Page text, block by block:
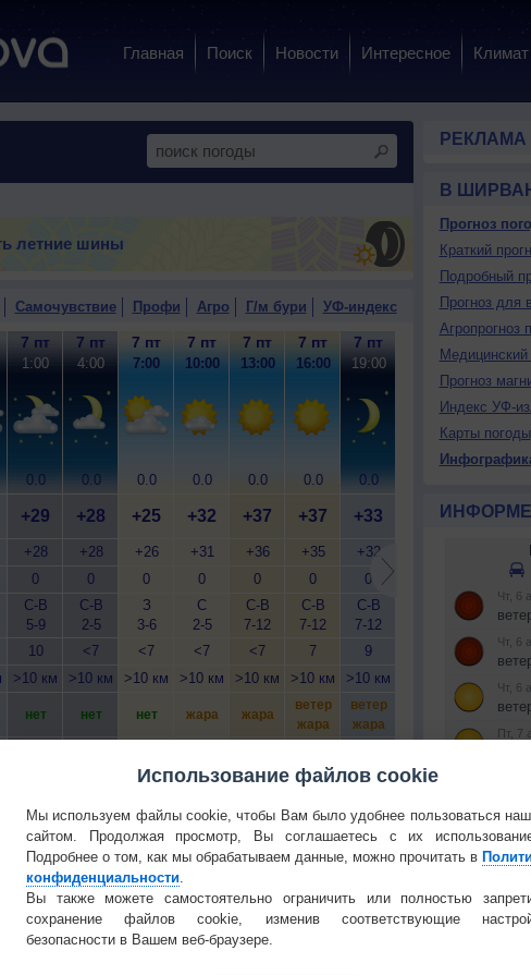
Главная Поиск Новости Интересное Климат
летние шины
Самочувствие Профи Агро Г/м бури УФ-индекс
7 пт
1:00
0.0
+29
+28
0
С-В
5-9
10
>10 км
нет
7 пт
4:00
0.0
+28
+28
0
С-В
2-5
<7
>10 км
нет
7 пт
7:00
0.0
+25
+26
0
З
3-6
<7
>10 км
нет
7 пт
10:00
0.0
+32
+31
0
С
2-5
<7
>10 км
жара
7 пт
13:00
0.0
+37
+36
0
С-В
7-12
<7
>10 км
жара
7 пт
16:00
0.0
+37
+35
0
С-В
7-12
7
>10 км
ветер
жара
7 пт
19:00
0.0
+33
+32
0
С-В
7-12
9
>10 км
ветер
жара
22:00
8 сб
1:00
+27
В
3-6
7
>10 км
нет
О ПРИРОДЕ И ЧЕЛОВЕКЕ
РЕКЛАМА
В
Прогноз
Краткий
Подробный
Прогноз для
Агропрогноз
Медицинский
Прогноз
Индекс УФ-
Карты погоды
РЕКЛАМА
Использование файлов cookie
Мы используем файлы cookie, чтобы Вам было удобнее пользоваться
сайтом. Продолжая просмотр, Вы соглашаетесь с их
Подробнее о том, как мы обрабатываем данные, можно прочитать в
конфиденциальности
Вы также можете самостоятельно ограничить или полностью
сохранение файлов cookie, изменив соответствующие
безопасности в Вашем веб-браузере.